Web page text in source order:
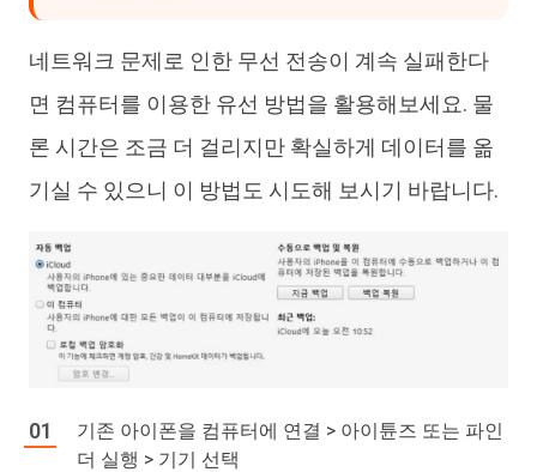
네트워크 문제로 인한 무선 전송이 계속 실패한다
면 컴퓨터를 이용한 유선 방법을 활용해보세요. 물
론 시간은 조금 더 걸리지만 확실하게 데이터를 옮
기실 수 있으니 이 방법도 시도해 보시기 바랍니다.
기존 아이폰을 컴퓨터에 연결 > 아이튠즈 또는 파인
더 실행 > 기기 선택